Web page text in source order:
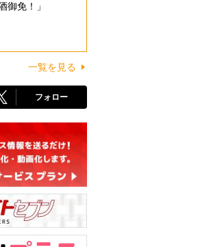
御免！」
一覧を見る
フォロー